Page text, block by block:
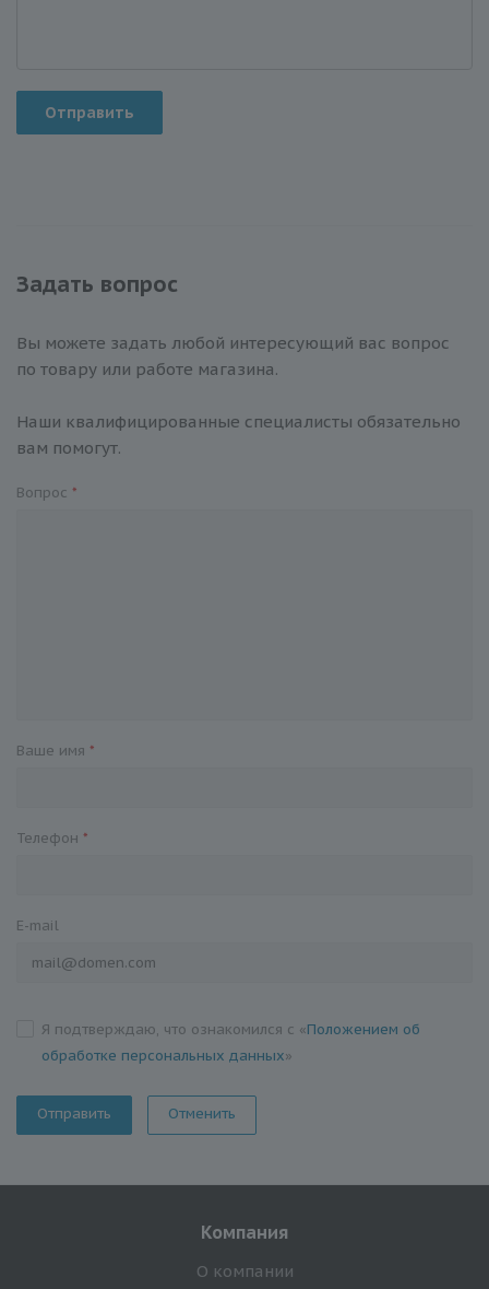
Отправить
Задать вопрос
Вы можете задать любой интересующий вас вопрос
по товару или работе магазина.
Наши квалифицированные специалисты обязательно
вам помогут.
Вопрос *
Ваше имя *
Телефон *
E-mail
Я подтверждаю, что ознакомился с «Положением об
обработке персональных данных»
Отменить
Компания
О компании